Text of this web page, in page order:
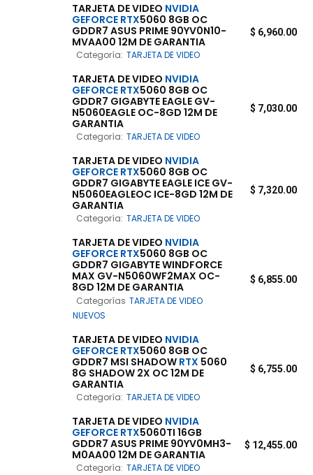
TARJETA DE VIDEO NVIDIA
GEFORCE RTX5060 8GB OC
GDDR7 ASUS PRIME 90YV0N10-
MVAA00 12M DE GARANTIA
Categoría: TARJETA DE VIDEO
$ 6,960.00
TARJETA DE VIDEO NVIDIA
GEFORCE RTX5060 8GB OC
GDDR7 GIGABYTE EAGLE GV-
N5060EAGLE OC-8GD 12M DE
GARANTIA
Categoría: TARJETA DE VIDEO
$ 7,030.00
TARJETA DE VIDEO NVIDIA
GEFORCE RTX5060 8GB OC
GDDR7 GIGABYTE EAGLE ICE GV-
N5060EAGLEOC ICE-8GD 12M DE
GARANTIA
Categoría: TARJETA DE VIDEO
$ 7,320.00
TARJETA DE VIDEO NVIDIA
GEFORCE RTX5060 8GB OC
GDDR7 GIGABYTE WINDFORCE
MAX GV-N5060WF2MAX OC-
8GD 12M DE GARANTIA
Categorías TARJETA DE VIDEO
NUEVOS
$ 6,855.00
TARJETA DE VIDEO NVIDIA
GEFORCE RTX5060 8GB OC
GDDR7 MSI SHADOW RTX 5060
8G SHADOW 2X OC 12M DE
GARANTIA
Categoría: TARJETA DE VIDEO
$ 6,755.00
TARJETA DE VIDEO NVIDIA
GEFORCE RTX5060TI 16GB
GDDR7 ASUS PRIME 90YV0MH3-
M0AA00 12M DE GARANTIA
Categoría: TARJETA DE VIDEO
$ 12,455.00